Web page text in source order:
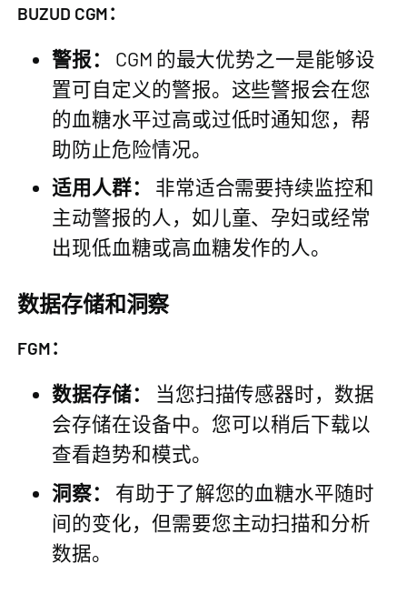
BUZUD CGM：
警报：
CGM 的最大优势之一是能够设
置可自定义的警报。这些警报会在您
的血糖水平过高或过低时通知您，帮
助防止危险情况。
适用人群：
非常适合需要持续监控和
主动警报的人，如儿童、孕妇或经常
出现低血糖或高血糖发作的人。
数据存储和洞察
FGM：
数据存储：
当您扫描传感器时，数据
会存储在设备中。您可以稍后下载以
查看趋势和模式。
洞察：
有助于了解您的血糖水平随时
间的变化，但需要您主动扫描和分析
数据。